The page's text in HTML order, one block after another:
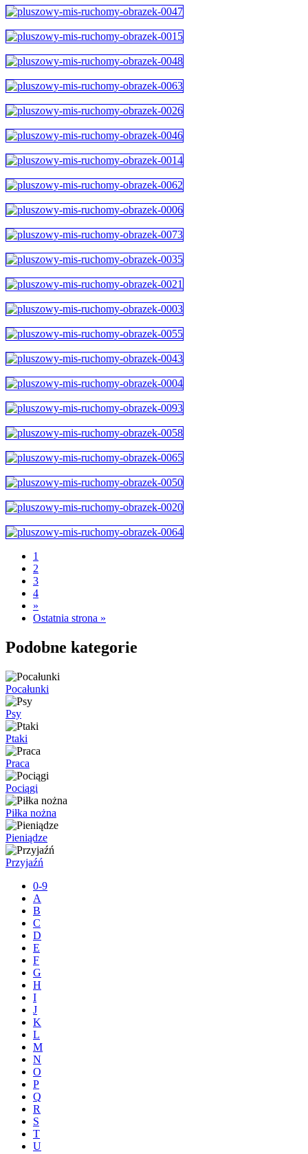
1
2
3
4
»
Ostatnia strona »
Podobne kategorie
Pocałunki
Psy
Ptaki
Praca
Pociągi
Piłka nożna
Pieniądze
Przyjaźń
0-9
A
B
C
D
E
F
G
H
I
J
K
L
M
N
O
P
Q
R
S
T
U